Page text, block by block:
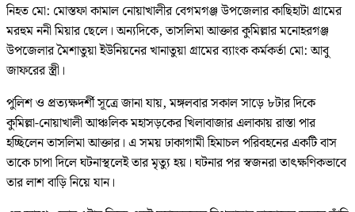
নিহত মো: মোস্তফা কামাল নোয়াখালীর বেগমগঞ্জ উপজেলার কাছিহাটা গ্রামের
মরহুম ননী মিয়ার ছেলে। অন্যদিকে, তাসলিমা আক্তার কুমিল্লার মনোহরগঞ্জ
উপজেলার মৈশাতুয়া ইউনিয়নের খানাতুয়া গ্রামের ব্যাংক কর্মকর্তা মো: আবু
জাফরের স্ত্রী।
পুলিশ ও প্রত্যক্ষদর্শী সূত্রে জানা যায়, মঙ্গলবার সকাল সাড়ে ৮টার দিকে
কুমিল্লা-নোয়াখালী আঞ্চলিক মহাসড়কের খিলাবাজার এলাকায় রাস্তা পার
হচ্ছিলেন তাসলিমা আক্তার। এ সময় ঢাকাগামী হিমাচল পরিবহনের একটি বাস
তাকে চাপা দিলে ঘটনাস্থলেই তার মৃত্যু হয়। ঘটনার পর স্বজনরা তাৎক্ষণিকভাবে
তার লাশ বাড়ি নিয়ে যান।